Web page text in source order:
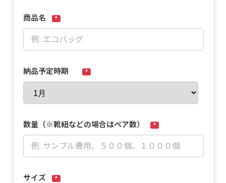
商品名 *
納品予定時期 *
数量（※靴紐などの場合はペア数） *
サイズ *